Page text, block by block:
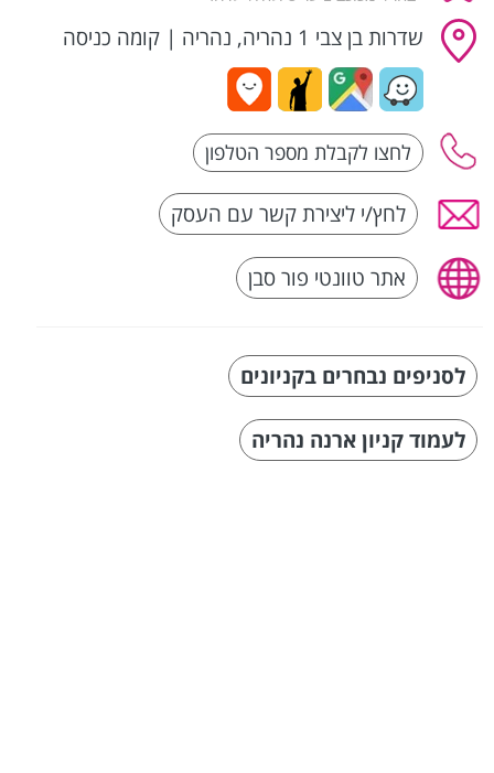
שדרות בן צבי 1 נהריה, נהריה | קומה כניסה
לחץ/י ליצירת קשר עם העסק
אתר טוונטי פור סבן
לסניפים נבחרים בקניונים
לעמוד קניון ארנה נהריה